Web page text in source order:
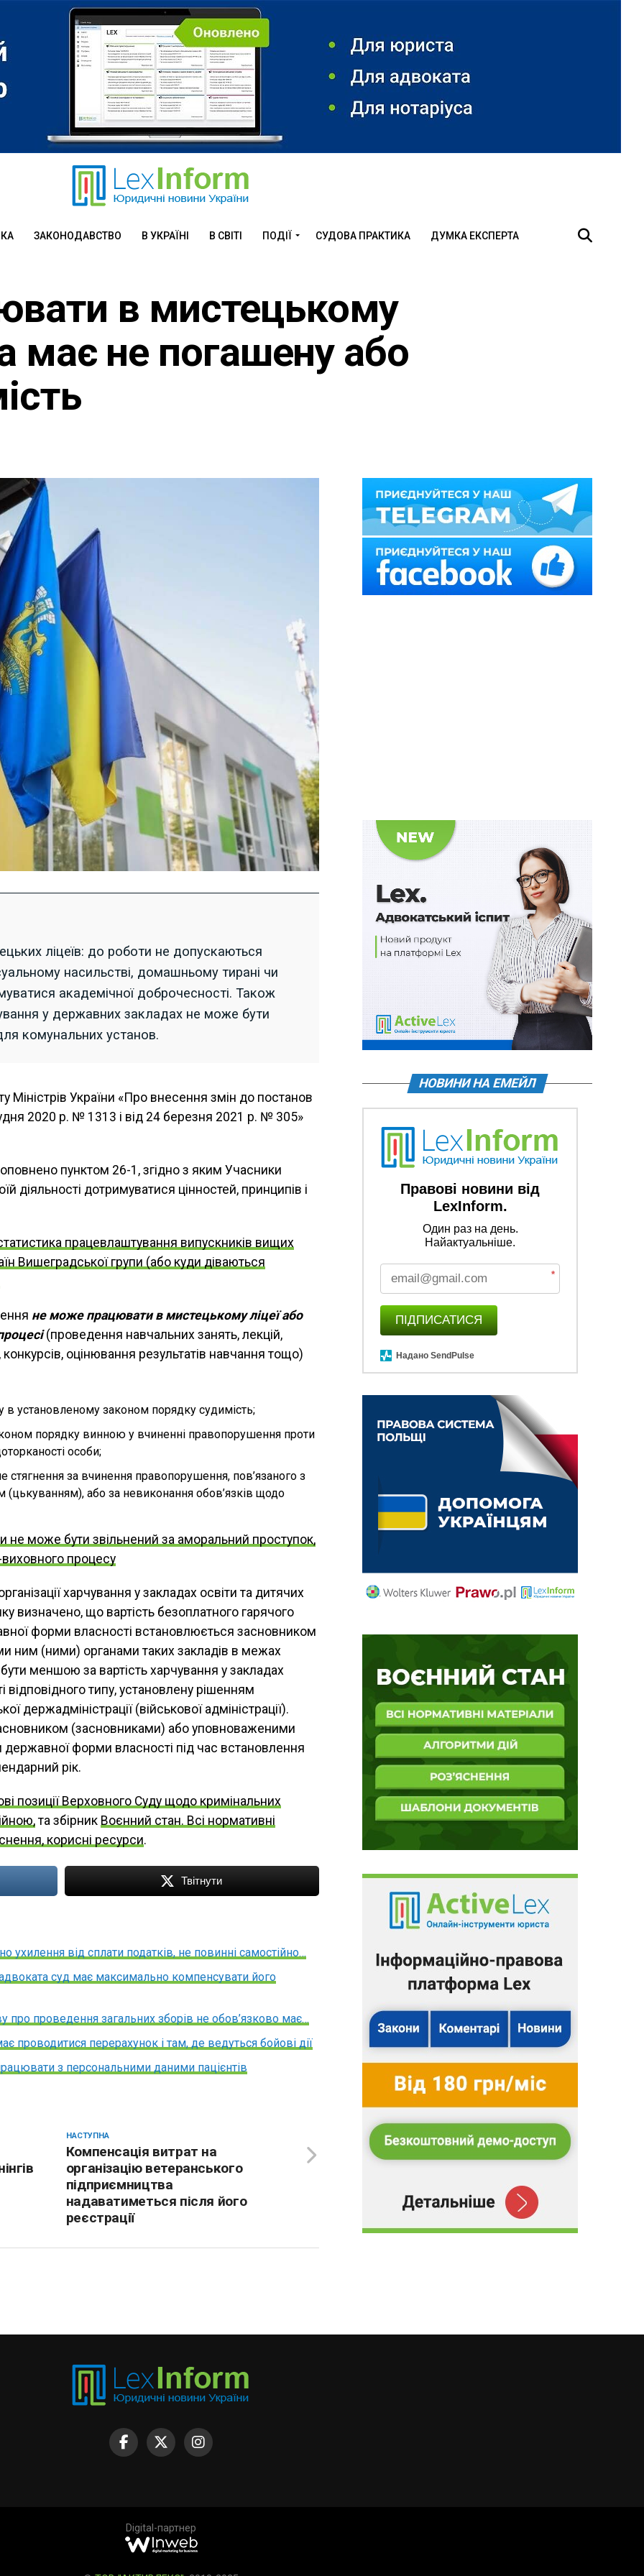
ЗАКОНОДАВСТВО В УКРАЇНІ В СВІТІ ПОДІЇ СУДОВА ПРАКТИКА ДУМКА ЕКСПЕРТА
в мистецькому
має не погашену або
ліцеїв: до роботи не допускаються
насильстві, домашньому тирані чи
академічної доброчесності. Також
у державних закладах не може бути
комунальних установ.
Міністрів України «Про внесення змін до постанов
2020 р. № 1313 і від 24 березня 2021 р. № 305»
пунктом 26-1, згідно з яким Учасники
діяльності дотримуватися цінностей, принципів і
працевлаштування випускників вищих
Вишеградської групи (або куди діваються
не може працювати в мистецькому ліцеї або
(проведення навчальних занять, лекцій,
конкурсів, оцінювання результатів навчання тощо)
в установленому законом порядку судимість;
порядку винною у вчиненні правопорушення проти
особи;
стягнення за вчинення правопорушення, пов’язаного з
або за невиконання обов’язків щодо
не може бути звільнений за аморальний проступок,
процесу
харчування у закладах освіти та дитячих
визначено, що вартість безоплатного гарячого
форми власності встановлюється засновником
ним (ними) органами таких закладів в межах
меншою за вартість харчування у закладах
типу, установлену рішенням
держадміністрації (військової адміністрації).
(засновниками) або уповноваженими
форми власності під час встановлення
рік.
позиції Верховного Суду щодо кримінальних
та збірник Воєнний стан. Всі нормативні
корисні ресурси.
Твітнути
ухилення від сплати податків, не повинні самостійно…
суд має максимально компенсувати його
про проведення загальних зборів не обов’язково має…
проводитися перерахунок і там, де ведуться бойові дії
з персональними даними пацієнтів
НАСТУПНА
Компенсація витрат на
організацію ветеранського
підприємництва
надаватиметься після його
реєстрації
НОВИНИ НА ЕМЕЙЛ
Правові новини від
LexInform.
Один раз на день.
Найактуальніше.
*
ПІДПИСАТИСЯ
Надано SendPulse
Digital-партнер